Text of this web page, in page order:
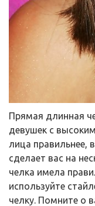
Прямая длинная
девушек с
лица правильнее,
сделает вас на
челка имела
используйте
челку. Помните о